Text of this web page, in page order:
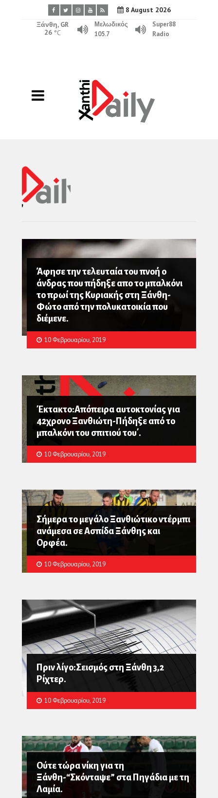
8 August 2026
Ξάνθη, GR
26 °C
Μελωδικός
105.7
Super88
Radio
Άφησε την τελευταία του πνοή ο
άνδρας που πήδηξε απο το μπαλκόνι
το πρωί της Κυριακής στη Ξάνθη-
Φώτο από την πολυκατοικία που
διέμενε.
10 Φεβρουαρίου, 2019
Έκτακτο:Απόπειρα αυτοκτονίας για
42χρονο Ξανθιώτη-Πήδηξε από το
μπαλκόνι του σπιτιού του΄.
10 Φεβρουαρίου, 2019
Σήμερα το μεγάλο Ξανθιώτικο ντέρμπι
ανάμεσα σε Ασπίδα Ξάνθης και
Ορφέα.
10 Φεβρουαρίου, 2019
Πριν λίγο:Σεισμός στη Ξάνθη 3,2
Ρίχτερ.
10 Φεβρουαρίου, 2019
Ούτε τώρα νίκη για τη
Ξάνθη-“Σκόνταψε” στα Πηγάδια με τη
Λαμία.